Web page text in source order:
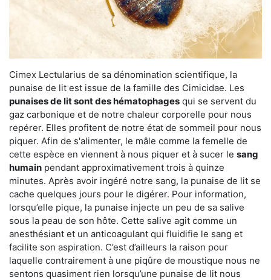
Cimex Lectularius de sa dénomination scientifique, la
punaise de lit est issue de la famille des Cimicidae. Les
punaises de lit sont des hématophages qui se servent du
gaz carbonique et de notre chaleur corporelle pour nous
repérer. Elles profitent de notre état de sommeil pour nous
piquer. Afin de s'alimenter, le mâle comme la femelle de
cette espèce en viennent à nous piquer et à sucer le sang
humain pendant approximativement trois à quinze
minutes. Après avoir ingéré notre sang, la punaise de lit se
cache quelques jours pour le digérer. Pour information,
lorsqu’elle pique, la punaise injecte un peu de sa salive
sous la peau de son hôte. Cette salive agit comme un
anesthésiant et un anticoagulant qui fluidifie le sang et
facilite son aspiration. C’est d’ailleurs la raison pour
laquelle contrairement à une piqûre de moustique nous ne
sentons quasiment rien lorsqu’une punaise de lit nous